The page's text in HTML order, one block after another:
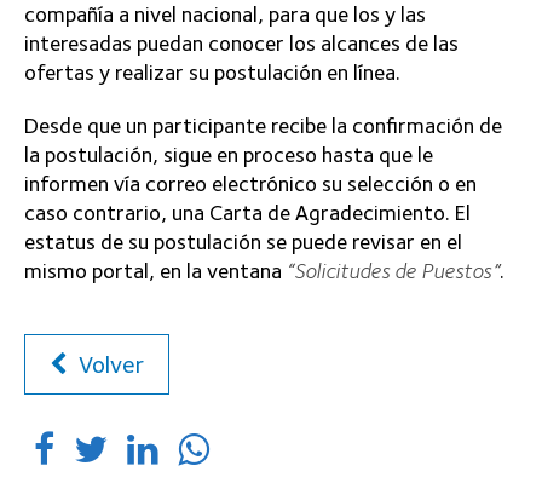
compañía a nivel nacional, para que los y las
interesadas puedan conocer los alcances de las
ofertas y realizar su postulación en línea.
Desde que un participante recibe la confirmación de
la postulación, sigue en proceso hasta que le
informen vía correo electrónico su selección o en
caso contrario, una Carta de Agradecimiento. El
estatus de su postulación se puede revisar en el
mismo portal, en la ventana “Solicitudes de Puestos”.
Volver